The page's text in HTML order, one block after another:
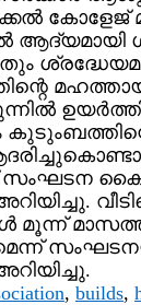
കോളേജ്
ആദ്യമായി
സംഘടന
മൂന്ന്
, builds,